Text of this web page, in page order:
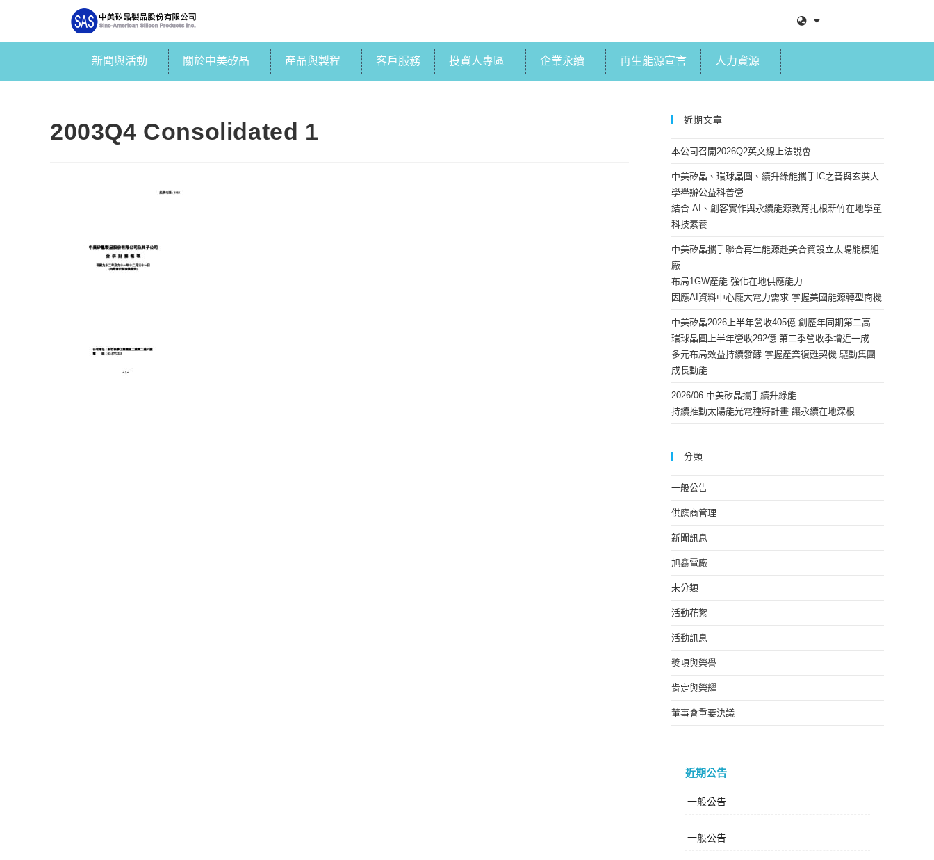
新聞與活動 關於中美矽晶 產品與製程 客戶服務 投資人專區 企業永續 再生能源宣言 人力資源
2003Q4 Consolidated 1 近期文章
本公司召開2026Q2英文線上法說會
中美矽晶、環球晶圓、續升綠能攜手IC之音與玄奘大
學舉辦公益科普營
結合 AI、創客實作與永續能源教育扎根新竹在地學童
科技素養
中美矽晶攜手聯合再生能源赴美合資設立太陽能模組
廠
布局1GW產能 強化在地供應能力
因應AI資料中心龐大電力需求 掌握美國能源轉型商機
中美矽晶2026上半年營收405億 創歷年同期第二高
環球晶圓上半年營收292億 第二季營收季增近一成
多元布局效益持續發酵 掌握產業復甦契機 驅動集團
成長動能
2026/06 中美矽晶攜手續升綠能
持續推動太陽能光電種籽計畫 讓永續在地深根
分類
一般公告
供應商管理
新聞訊息
旭鑫電廠
未分類
活動花絮
活動訊息
獎項與榮譽
肯定與榮耀
董事會重要決議
近期公告
一般公告
一般公告